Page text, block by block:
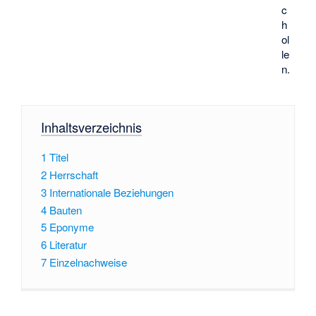
c
h
ol
le
n.
Inhaltsverzeichnis
1 Titel
2 Herrschaft
3 Internationale Beziehungen
4 Bauten
5 Eponyme
6 Literatur
7 Einzelnachweise